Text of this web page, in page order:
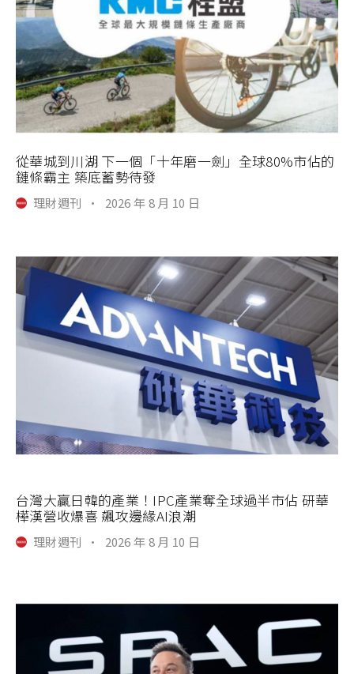
從華城到川湖 下一個「十年磨一劍」全球80%市佔的
鏈條霸主 築底蓄勢待發
理財週刊 · 2026 年 8 月 10 日
台灣大贏日韓的產業！IPC產業奪全球過半市佔 研華
樺漢營收爆喜 飆攻邊緣AI浪潮
理財週刊 · 2026 年 8 月 10 日